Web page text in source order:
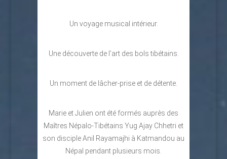
Un voyage musical intérieur.
Une découverte de l’art des bols tibétains.
Un moment de lâcher-prise et de détente.
Marie et Julien ont été formés auprès des
Maîtres Népalo-Tibétains Yug Ajay Chhetri et
son disciple Anil Rayamajhi à Katmandou au
Népal pendant plusieurs mois.